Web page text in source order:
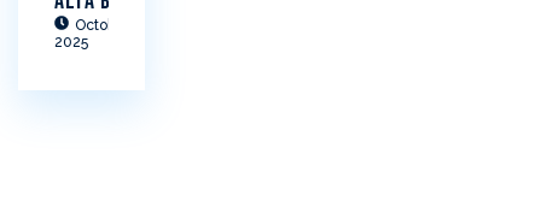
October 22,
2025